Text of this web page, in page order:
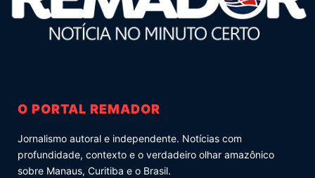
O PORTAL REMADOR
Jornalismo autoral e independente. Notícias com
profundidade, contexto e o verdadeiro olhar amazônico
sobre Manaus, Curitiba e o Brasil.